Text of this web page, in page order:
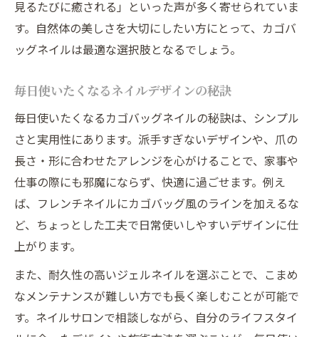
見るたびに癒される」といった声が多く寄せられていま
す。自然体の美しさを大切にしたい方にとって、カゴバ
ッグネイルは最適な選択肢となるでしょう。
毎日使いたくなるネイルデザインの秘訣
毎日使いたくなるカゴバッグネイルの秘訣は、シンプル
さと実用性にあります。派手すぎないデザインや、爪の
長さ・形に合わせたアレンジを心がけることで、家事や
仕事の際にも邪魔にならず、快適に過ごせます。例え
ば、フレンチネイルにカゴバッグ風のラインを加えるな
ど、ちょっとした工夫で日常使いしやすいデザインに仕
上がります。
また、耐久性の高いジェルネイルを選ぶことで、こまめ
なメンテナンスが難しい方でも長く楽しむことが可能で
す。ネイルサロンで相談しながら、自分のライフスタイ